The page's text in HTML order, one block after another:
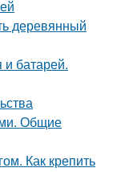
деревянный
и батарей.
Общие
Как крепить